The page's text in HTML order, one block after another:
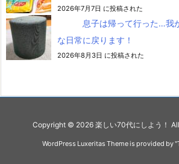
2026年7月7日 に投稿された
息子は帰って行った…我
な日常に戻ります！
2026年8月3日 に投稿された
Copyright © 2026 楽しい70代にしよう！
WordPress Luxeritas Theme is provided by "